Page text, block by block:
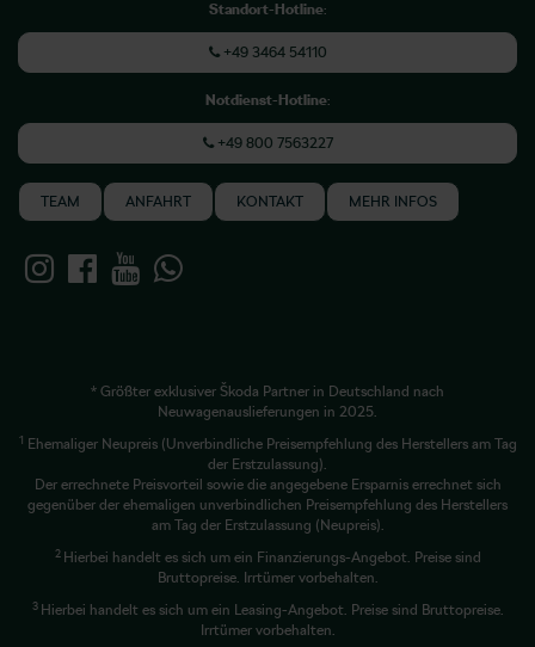
Standort-Hotline:
+49 3464 54110
Notdienst-Hotline:
+49 800 7563227
TEAM ANFAHRT KONTAKT MEHR INFOS
* Größter exklusiver Škoda Partner in Deutschland nach
Neuwagenauslieferungen in 2025.
1 Ehemaliger Neupreis (Unverbindliche Preisempfehlung des Herstellers am Tag
der Erstzulassung).
Der errechnete Preisvorteil sowie die angegebene Ersparnis errechnet sich
gegenüber der ehemaligen unverbindlichen Preisempfehlung des Herstellers
am Tag der Erstzulassung (Neupreis).
2 Hierbei handelt es sich um ein Finanzierungs-Angebot. Preise sind
Bruttopreise. Irrtümer vorbehalten.
3 Hierbei handelt es sich um ein Leasing-Angebot. Preise sind Bruttopreise.
Irrtümer vorbehalten.